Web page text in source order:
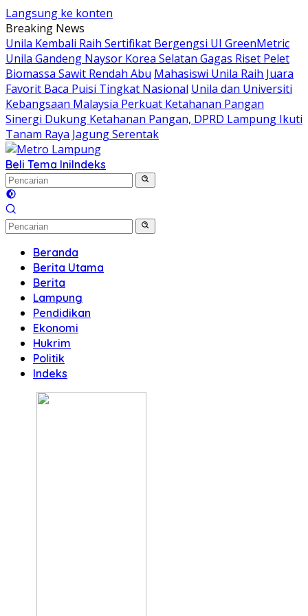
Langsung ke konten
Breaking News
Unila Kembali Raih Sertifikat Bergengsi UI GreenMetric
Unila Gandeng Naysor Korea Selatan Gagas Riset Pelet
Biomassa Sawit Rendah Abu Mahasiswi Unila Raih Juara
Favorit Baca Puisi Tingkat Nasional Unila dan Universiti
Kebangsaan Malaysia Perkuat Ketahanan Pangan
Sinergi Dukung Ketahanan Pangan, DPRD Lampung Ikuti
Tanam Raya Jagung Serentak
Beli Tema IniIndeks
Beranda
Berita Utama
Berita
Lampung
Pendidikan
Ekonomi
Hukrim
Politik
Indeks